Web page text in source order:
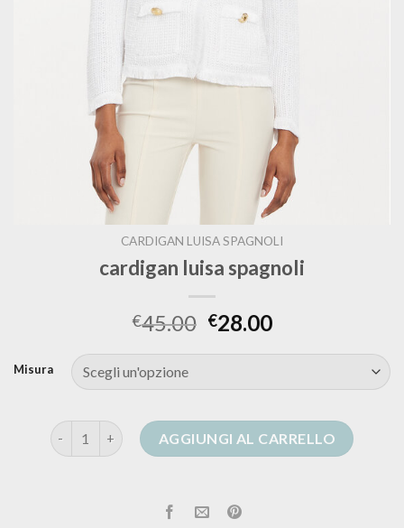
CARDIGAN LUISA SPAGNOLI
cardigan luisa spagnoli
€45.00 €28.00
Misura
cardigan luisa spagnoli quantitàAGGIUNGI AL CARRELLO